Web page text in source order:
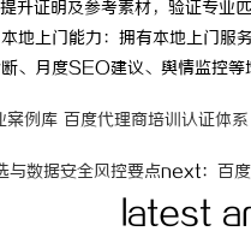
升证明及参考素材，验证专业
地上门能力：拥有本地上门
、月度SEO建议、舆情监控
案例库 百度代理商培训认证体系
与数据安全风控要点next： 百
latest